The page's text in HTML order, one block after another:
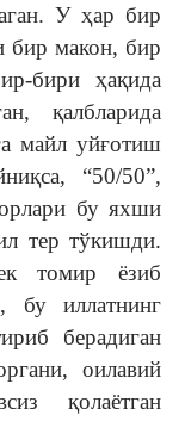
У ҳар бир
бир макон, бир
бири ҳақида
қалбларида
майл уйғотиш
“50/50”,
бу яхши
тер тўкишди.
томир ёзиб
бу иллатнинг
берадиган
оилавий
қолаётган